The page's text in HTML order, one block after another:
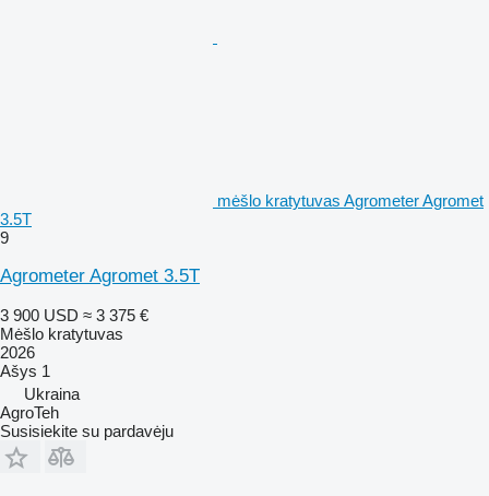
mėšlo kratytuvas Agrometer Agromet
3.5T
9
Agrometer Agromet 3.5T
3 900 USD ≈ 3 375 €
Mėšlo kratytuvas
2026
Ašys 1
Ukraina
AgroTeh
Susisiekite su pardavėju